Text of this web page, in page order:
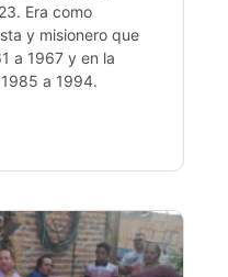
Era como
y misionero que
a 1967 y en la
a 1994.